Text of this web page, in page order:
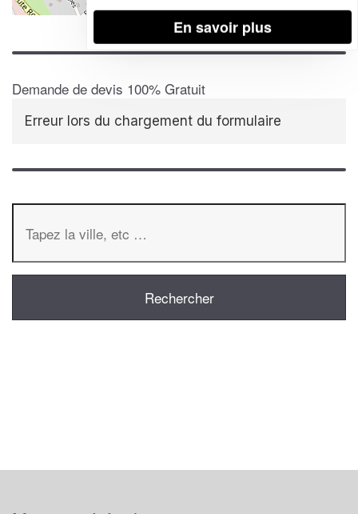
Leaflet| Map data ©OpenStreetMap contributors,CC-BY-SA
Demande de devis 100% Gratuit
Erreur lors du chargement du formulaire
En savoir plus